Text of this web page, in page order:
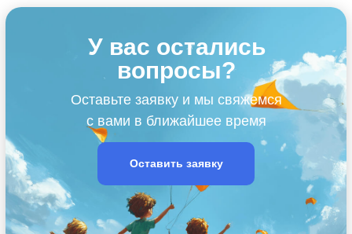
У вас остались
вопросы?
Оставьте заявку и мы свяжемся
с вами в ближайшее время
Оставить заявку